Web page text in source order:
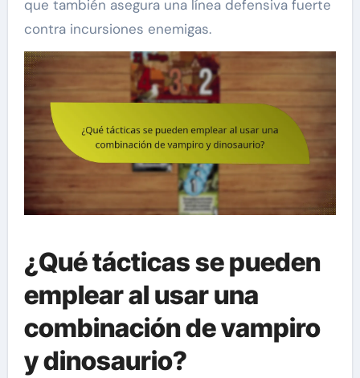
que también asegura una línea defensiva fuerte
contra incursiones enemigas.
¿Qué tácticas se pueden
emplear al usar una
combinación de vampiro
y dinosaurio?